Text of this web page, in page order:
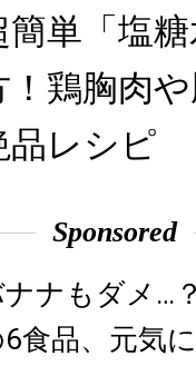
簡単「塩
！鶏胸肉
品レシピ
Sponsored
ナもダメ…
食品、元気